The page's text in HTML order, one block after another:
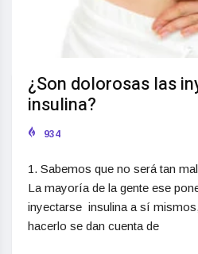
¿Son dolorosas las
insulina?
934
1. Sabemos que no será tan
La mayoría de la gente ese
inyectarse insulina a sí
hacerlo se dan cuenta de